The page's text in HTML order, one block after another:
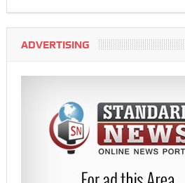
ADVERTISING